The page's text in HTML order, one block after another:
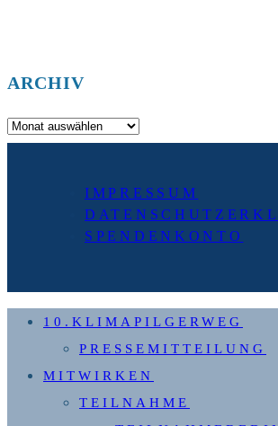
ARCHIV
Archiv
IMPRESSUM
SPENDENKONTO
10.KLIMAPILGERWEG
PRESSEMITTEILUNG
MITWIRKEN
TEILNAHME